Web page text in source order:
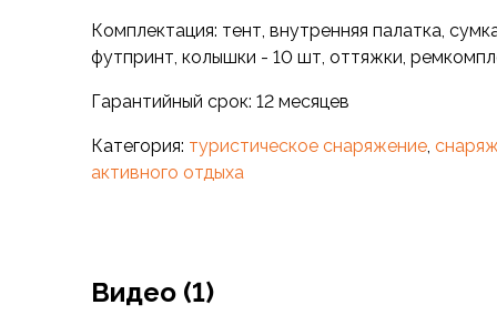
2-местные
3-местные
Тенты
Аксессуары
Гамаки
Вкладыши
Видео (1)
Комплектация: тент, внутренняя палатка,
футпринт, колышки - 10 шт, оттяжки,
Гарантийный срок: 12 месяцев
Категория: туристическое снаряжение,
активного отдыха